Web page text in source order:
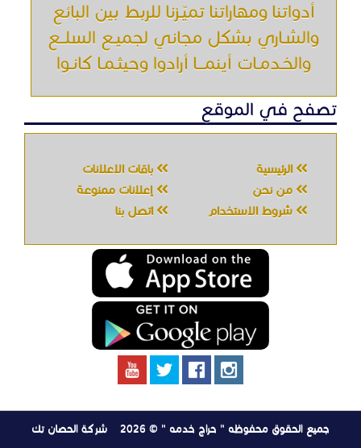
أدواتنا ومهاراتنا تميّـزنا للربط بين البائع
والشـاري بشكل مجاني لجميـع السلــع
والخـدمـات أينمـــا أرادوا وحيثـمـا كانـوا
تصفح في الموقع
الرئيسية
باقات الإعلانات
من نحن
إعلانات ممنوعة
شروط الاستخدام
اتصل بنا
جميع الحقوق محفوظه " حراج خدمه " © 2026 شركة الحصان تك